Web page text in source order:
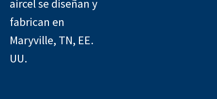
aircel se diseñan y
fabrican en
Maryville, TN, EE.
UU.